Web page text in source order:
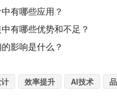
有哪些应用？
有哪些优势和不足？
影响是什么？
效率提升 AI技术